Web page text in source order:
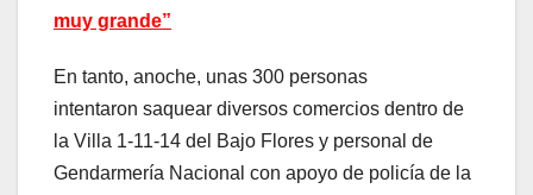
muy grande”
En tanto, anoche, unas 300 personas
intentaron saquear diversos comercios dentro de
la Villa 1-11-14 del Bajo Flores y personal de
Gendarmería Nacional con apoyo de policía de la